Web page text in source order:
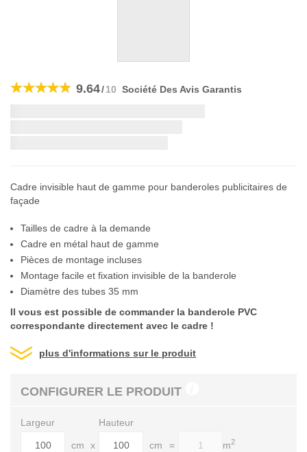
to
9.64/10 Société Des Avis Garantis
Cadre invisible haut de gamme pour banderoles publicitaires de
façade
Tailles de cadre à la demande
Cadre en métal haut de gamme
Pièces de montage incluses
Montage facile et fixation invisible de la banderole
Diamètre des tubes 35 mm
Il vous est possible de commander la banderole PVC
correspondante directement avec le cadre !
plus d'informations sur le produit
CONFIGURER LE PRODUIT
Largeur
cm x
Hauteur
cm = m2